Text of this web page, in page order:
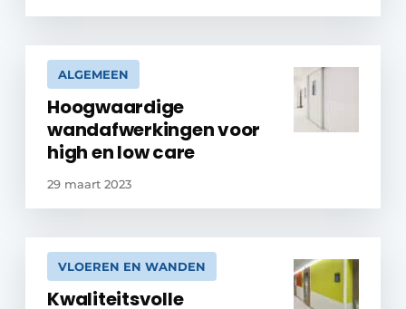
ALGEMEEN
Hoogwaardige
wandafwerkingen voor
high en low care
29 maart 2023
VLOEREN EN WANDEN
Kwaliteitsvolle